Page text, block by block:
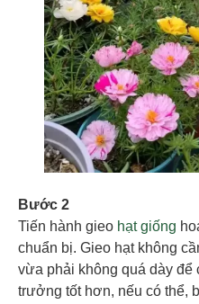
Bước 2
Tiến hành gieo hạt giống
chuẩn bị. Gieo hạt không
vừa phải không quá dày để
trưởng tốt hơn, nếu có thể,